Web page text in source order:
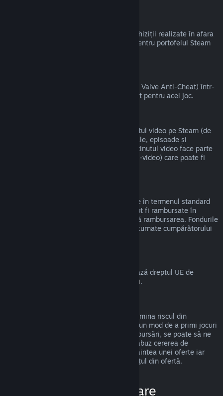
Valve nu poate oferi rambursări pentru achiziții realizate în afara
Steam (de exemplu, CD key sau carduri pentru portofelul Steam
Dacă ai primit banare de la VAC (sistemul Valve Anti-Cheat) într-
un joc, pierzi dreptul de a mai fi rambursat pentru acel joc.
Nu putem oferi rambursări pentru conținutul video pe Steam (de
exemplu, pentru filme, scurtmetraje, seriale, episoade și
tutoriale), cu excepția cazului în care conținutul video face parte
dintr-un set care conține alt conținut (non-video) care poate fi
Cadourile nerevendicate pot fi rambursate în termenul standard
de 14 zile/2 ore. Cadourile revendicate pot fi rambursate în
aceleași condiții dacă destinatarul inițiază rambursarea. Fondurile
folosite pentru a cumpăra cadoul vor fi returnate cumpărătorului
Pentru o explicație despre cum funcționează dreptul UE de
apasă aici.
Rambursările sunt disponibile pentru a elimina riscul din
cumpărarea titlurilor de pe Steam—nu ca un mod de a primi jocuri
gratis. Dacă observăm că abuzezi de rambursări, se poate să ne
oprim din a ți le oferi. Nu considerăm un abuz cererea de
rambursare a unui titlu cumpărat chiar înaintea unei oferte iar
apoi cumpărarea imediată a titlului la prețul din ofertă.
Cum solicit o rambursare